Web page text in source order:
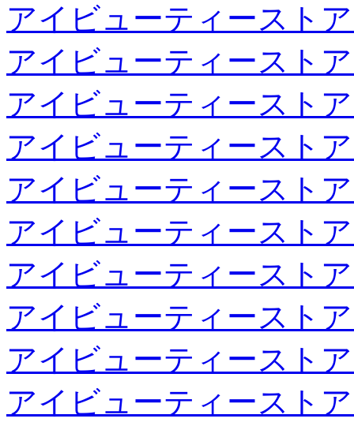
アイビューティースト
アイビューティースト
アイビューティースト
アイビューティースト
アイビューティースト
アイビューティースト
アイビューティースト
アイビューティースト
アイビューティースト
アイビューティースト